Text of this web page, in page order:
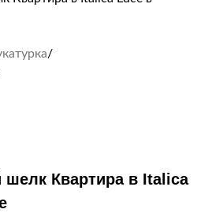
Квартира в Italica